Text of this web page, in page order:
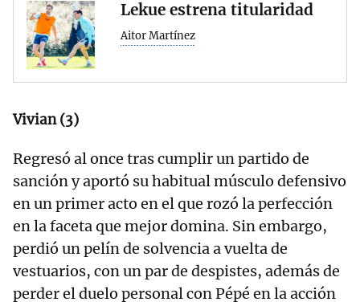
Lekue estrena titularidad
Aitor Martínez
Vivian (3)
Regresó al once tras cumplir un partido de
sanción y aportó su habitual músculo defensivo
en un primer acto en el que rozó la perfección
en la faceta que mejor domina. Sin embargo,
perdió un pelín de solvencia a vuelta de
vestuarios, con un par de despistes, además de
perder el duelo personal con Pépé en la acción